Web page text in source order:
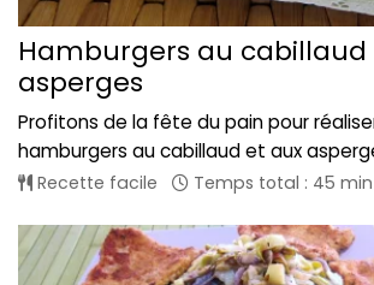
Hamburgers au cabillaud
asperges
Profitons de la fête du pain pour
hamburgers au cabillaud et aux
Recette facile Temps total : 45 min